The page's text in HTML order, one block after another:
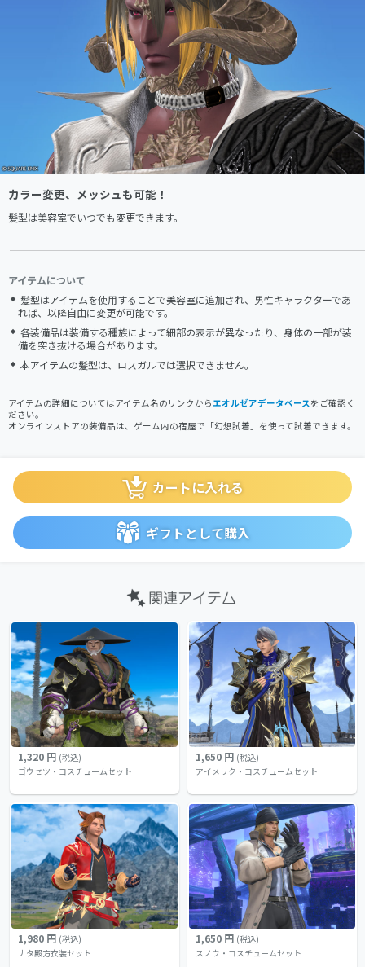
カラー変更、メッシュも可能！
髪型は美容室でいつでも変更できます。
アイテムについて
髪型はアイテムを使用することで美容室に追加され、男性キャラクターであ
れば、以降自由に変更が可能です。
各装備品は装備する種族によって細部の表示が異なったり、身体の一部が装
備を突き抜ける場合があります。
本アイテムの髪型は、ロスガルでは選択できません。
アイテムの詳細についてはアイテム名のリンクからエオルゼアデータベースをご確認く
ださい。
オンラインストアの装備品は、ゲーム内の宿屋で「幻想試着」を使って試着できます。
カートに入れる
ギフトとして購入
1,320 円 (税込)
ゴウセツ・コスチュームセット
1,650 円 (税込)
アイメリク・コスチュームセット
1,980 円 (税込)
ナタ殿方衣装セット
1,650 円 (税込)
スノウ・コスチュームセット